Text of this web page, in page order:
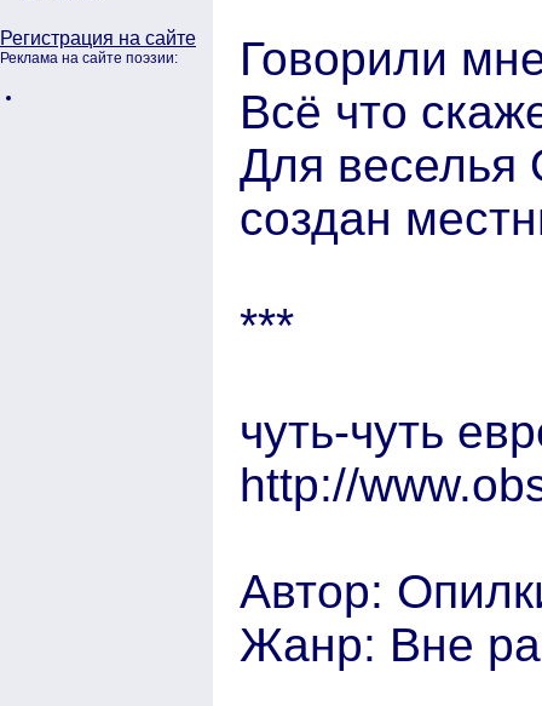
Регистрация на сайте
Реклама на сайте поэзии:
Говорили
Всё что
Для
создан
***
чуть-чуть
http://
Автор:
Жанр: Вне